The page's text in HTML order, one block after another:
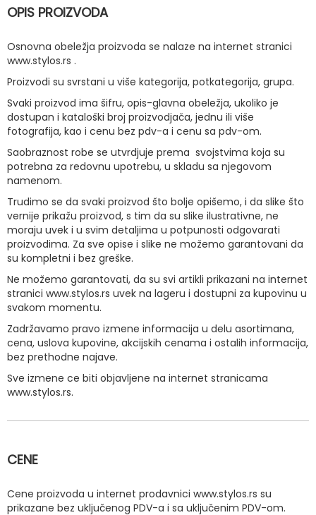
OPIS PROIZVODA
Osnovna obeležja proizvoda se nalaze na internet stranici
www.stylos.rs .
Proizvodi su svrstani u više kategorija, potkategorija, grupa.
Svaki proizvod ima šifru, opis-glavna obeležja, ukoliko je
dostupan i kataloški broj proizvodjača, jednu ili više
fotografija, kao i cenu bez pdv-a i cenu sa pdv-om.
Saobraznost robe se utvrdjuje prema svojstvima koja su
potrebna za redovnu upotrebu, u skladu sa njegovom
namenom.
Trudimo se da svaki proizvod što bolje opišemo, i da slike što
vernije prikažu proizvod, s tim da su slike ilustrativne, ne
moraju uvek i u svim detaljima u potpunosti odgovarati
proizvodima. Za sve opise i slike ne možemo garantovani da
su kompletni i bez greške.
Ne možemo garantovati, da su svi artikli prikazani na internet
stranici www.stylos.rs uvek na lageru i dostupni za kupovinu u
svakom momentu.
Zadržavamo pravo izmene informacija u delu asortimana,
cena, uslova kupovine, akcijskih cenama i ostalih informacija,
bez prethodne najave.
Sve izmene ce biti objavljene na internet stranicama
www.stylos.rs.
CENE
Cene proizvoda u internet prodavnici www.stylos.rs su
prikazane bez uključenog PDV-a i sa uključenim PDV-om.